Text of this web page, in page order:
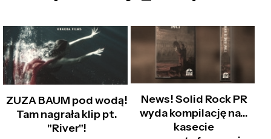
ZUZA BAUM pod wodą!
Tam nagrała klip pt.
"River"!
News! Solid Rock PR
wyda kompilację na...
kasecie